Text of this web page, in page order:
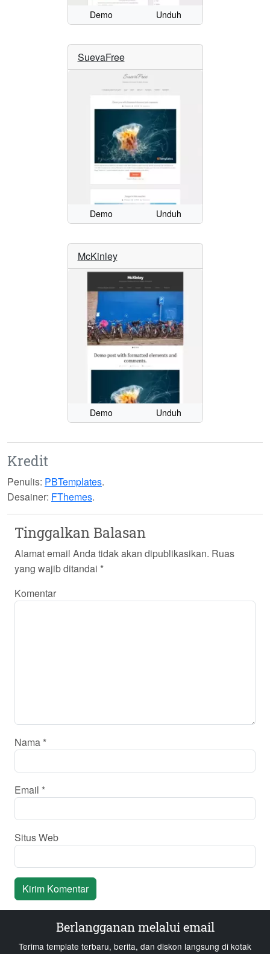
Demo Unduh
SuevaFree
Demo Unduh
McKinley
Demo Unduh
Kredit
Penulis: PBTemplates.
Desainer: FThemes.
Tinggalkan Balasan
Alamat email Anda tidak akan dipublikasikan. Ruas
yang wajib ditandai *
Komentar
Nama *
Email *
Situs Web
Berlangganan melalui email
Terima template terbaru, berita, dan diskon langsung di kotak